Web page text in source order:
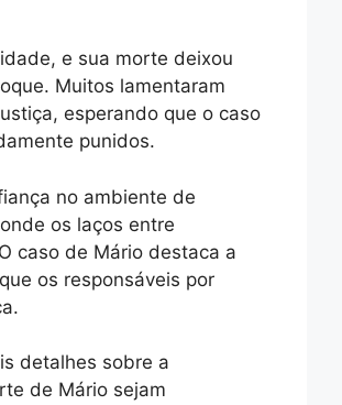
e sua morte deixou
Muitos lamentaram
esperando que o caso
punidos.
no ambiente de
os laços entre
caso de Mário destaca a
os responsáveis por
detalhes sobre a
de Mário sejam